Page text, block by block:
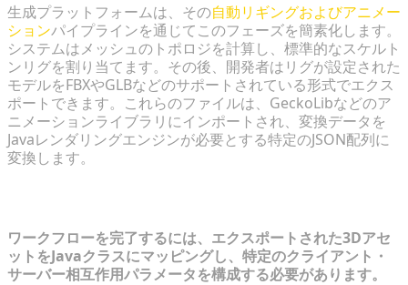
生成プラットフォームは、その自動リギングおよびアニメー
ションパイプラインを通じてこのフェーズを簡素化します。
システムはメッシュのトポロジを計算し、標準的なスケルト
ンリグを割り当てます。その後、開発者はリグが設定された
モデルをFBXやGLBなどのサポートされている形式でエクス
ポートできます。これらのファイルは、GeckoLibなどのア
ニメーションライブラリにインポートされ、変換データを
Javaレンダリングエンジンが必要とする特定のJSON配列に
変換します。
ワークフローを完了するには、エクスポートされた3Dアセ
ットをJavaクラスにマッピングし、特定のクライアント・
サーバー相互作用パラメータを構成する必要があります。